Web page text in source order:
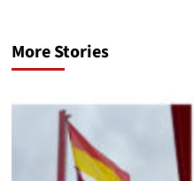
More Stories